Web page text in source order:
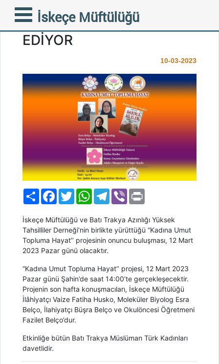
İskeçe Müftülüğü
‘KADINA UMUT TOPLUMA
HAYAT’ PROJESİ DEVAM
EDİYOR
10-03-2023
PaylaşFacebook
TwitterWhatsAppTelegram
Viber
İskeçe Müftülüğü ve Batı Trakya Azınlığı Yüksek
Tahsilliler Derneği’nin birlikte yürüttüğü “Kadına Umut
Topluma Hayat’’ projesinin onuncu buluşması, 12 Mart
2023 Pazar günü olacaktır.
“Kadına Umut Topluma Hayat’’ projesi, 12 Mart 2023
Pazar günü Şahin’de saat 14:00’te gerçekleşecektir.
Projenin son hafta konuşmacıları, İskeçe Müftülüğü
İlâhiyatçı Vaize Fatiha Husko, Moleküler Biyolog Esra
Belço, İlahiyatçı Büşra Belço ve Okulöncesi Öğretmeni
Fazilet Belço’dur.
Etkinliğe bütün Batı Trakya Müslüman Türk Kadınları
davetlidir.